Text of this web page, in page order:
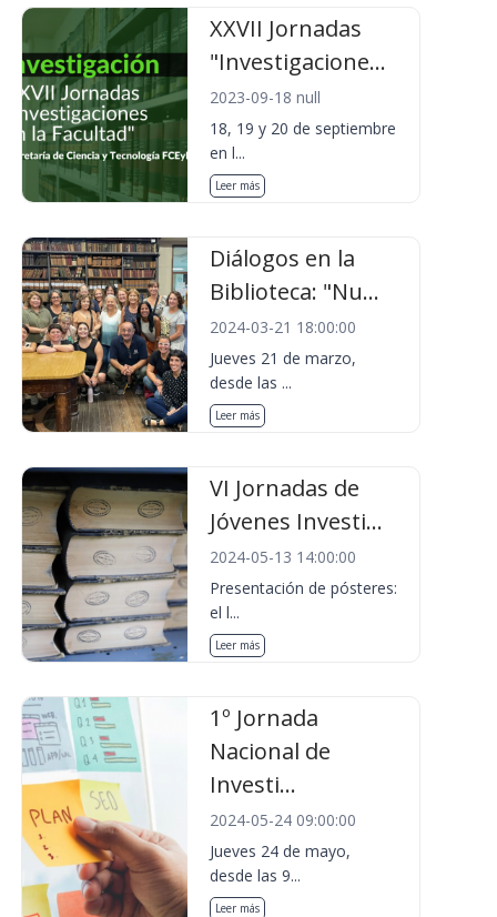
XXVII Jornadas
"Investigacione...
2023-09-18 null
18, 19 y 20 de septiembre
en l...
Leer más
Diálogos en la
Biblioteca: "Nu...
2024-03-21 18:00:00
Jueves 21 de marzo,
desde las ...
Leer más
VI Jornadas de
Jóvenes Investi...
2024-05-13 14:00:00
Presentación de pósteres:
el l...
Leer más
1º Jornada
Nacional de
Investi...
2024-05-24 09:00:00
Jueves 24 de mayo,
desde las 9...
Leer más